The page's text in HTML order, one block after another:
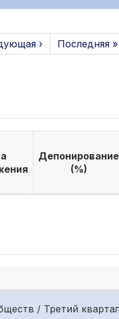
› Последняя »
Депонирование
(%)
/ Третий квартал